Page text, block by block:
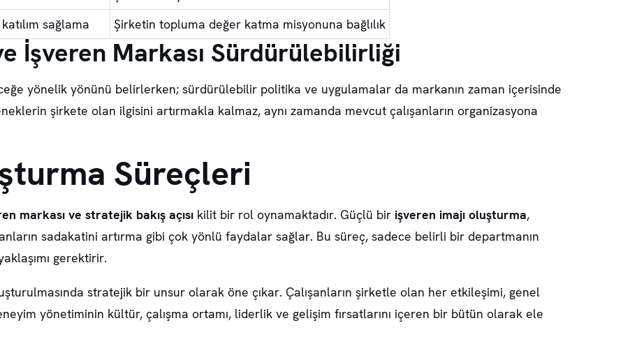
sağlama Şirketin topluma değer katma misyonuna bağlılık
İşveren Markası Sürdürülebilirliği
yönelik yönünü belirlerken; sürdürülebilir politika ve uygulamalar da markanın zaman içerisinde
şirkete olan ilgisini artırmakla kalmaz, aynı zamanda mevcut çalışanların organizasyona
Süreçleri
markası ve stratejik bakış açısı kilit bir rol oynamaktadır. Güçlü bir işveren imajı oluşturma,
sadakatini artırma gibi çok yönlü faydalar sağlar. Bu süreç, sadece belirli bir departmanın
gerektirir.
stratejik bir unsur olarak öne çıkar. Çalışanların şirketle olan her etkileşimi, genel
yönetiminin kültür, çalışma ortamı, liderlik ve gelişim fırsatlarını içeren bir bütün olarak ele